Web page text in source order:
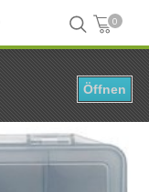
0
Savage Gear Lurebox 4A Smoke 21,4x11,8x4,5 cm
Öffnen